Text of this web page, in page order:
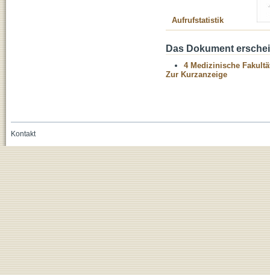
Aufrufstatistik
Das Dokument
4 Medizinische
Zur Kurzanzeige
Kontakt